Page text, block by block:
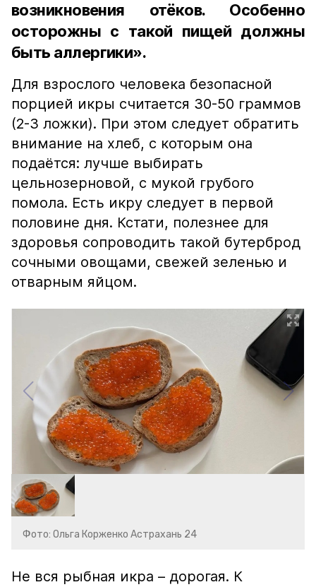
возникновения отёков. Особенно
осторожны с такой пищей должны
быть аллергики».
Для взрослого человека безопасной
порцией икры считается 30-50 граммов
(2-3 ложки). При этом следует обратить
внимание на хлеб, с которым она
подаётся: лучше выбирать
цельнозерновой, с мукой грубого
помола. Есть икру следует в первой
половине дня. Кстати, полезнее для
здоровья сопроводить такой бутерброд
сочными овощами, свежей зеленью и
отварным яйцом.
Фото: Ольга Корженко Астрахань 24
Не вся рыбная икра – дорогая. К